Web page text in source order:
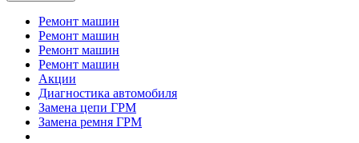
Ремонт машин
Ремонт машин
Ремонт машин
Ремонт машин
Акции
Диагностика автомобиля
Замена цепи ГРМ
Замена ремня ГРМ